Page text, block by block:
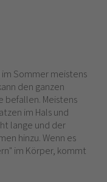
Sommer meistens
den ganzen
befallen. Meistens
im Hals und
lange und der
hinzu. Wenn es
im Körper, kommt